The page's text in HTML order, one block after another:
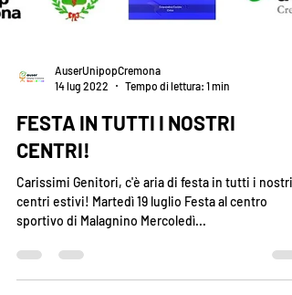
14 lug 2022
FESTA IN TUTTI I NOSTRI
CENTRI!
Carissimi Genitori, c'è aria di festa in tutti i nostri